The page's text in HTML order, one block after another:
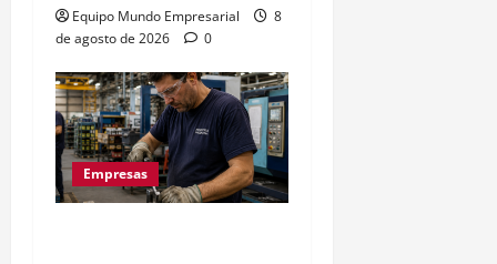
Equipo Mundo Empresarial
8
de agosto de 2026
0
Empresas